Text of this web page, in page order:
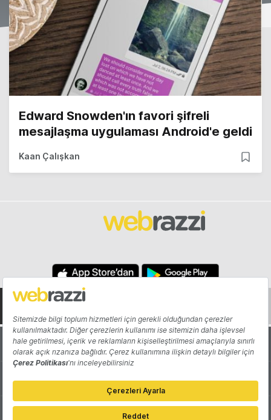
Edward Snowden'ın favori şifreli
mesajlaşma uygulaması Android'e geldi
Kaan Çalışkan
Hakkında Yazarlar
Katkıda Bulun Reklam